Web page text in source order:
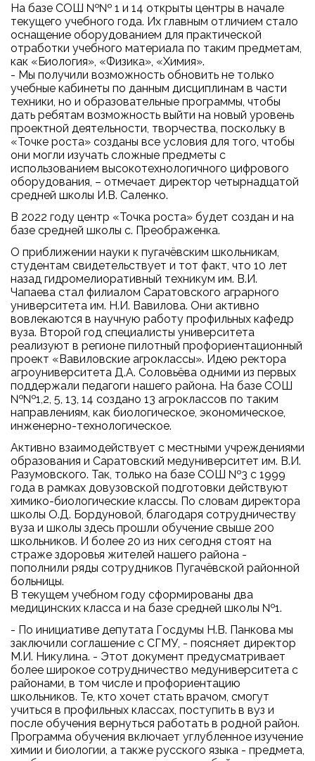
На базе СОШ №№ 1 и 14 открыты центры в начале
текущего учебного года. Их главным отличием стало
оснащение оборудованием для практической
отработки учебного материала по таким предметам,
как «Биология», «Физика», «Химия».
- Мы получили возможность обновить не только
учебные кабинеты по данным дисциплинам в части
техники, но и образовательные программы, чтобы
дать ребятам возможность выйти на новый уровень
проектной деятельности, творчества, поскольку в
«Точке роста» созданы все условия для того, чтобы
они могли изучать сложные предметы с
использованием высокотехнологичного цифрового
оборудования, – отмечает директор четырнадцатой
средней школы И.В. Саленко.
В 2022 году центр «Точка роста» будет создан и на
базе средней школы с. Преображенка.
О приближении науки к пугачёвским школьникам,
студентам свидетельствует и тот факт, что 10 лет
назад гидромелиоративный техникум им. В.И.
Чапаева стал филиалом Саратовского аграрного
университета им. Н.И. Вавилова. Они активно
вовлекаются в научную работу профильных кафедр
вуза. Второй год специалисты университета
реализуют в регионе пилотный профориентационный
проект «Вавиловские агроклассы». Идею ректора
агроуниверситета Д.А. Соловьёва одними из первых
поддержали педагоги нашего района. На базе СОШ
№№1,2, 5, 13, 14 создано 13 агроклассов по таким
направлениям, как биологическое, экономическое,
инженерно-технологическое.
Активно взаимодействует с местными учреждениями
образования и Саратовский медуниверситет им. В.И.
Разумовского. Так, только на базе СОШ №3 с 1999
года в рамках довузовской подготовки действуют
химико-биологические классы. По словам директора
школы О.Д. Бордуновой, благодаря сотрудничеству
вуза и школы здесь прошли обучение свыше 200
школьников. И более 20 из них сегодня стоят на
страже здоровья жителей нашего района -
пополнили ряды сотрудников Пугачёвской районной
больницы.
В текущем учебном году сформированы два
медицинских класса и на базе средней школы №1.
- По инициативе депутата Госдумы Н.В. Панкова мы
заключили соглашение с СГМУ, - поясняет директор
М.И. Никулина. - Этот документ предусматривает
более широкое сотрудничество медуниверситета с
районами, в том числе и профориентацию
школьников. Те, кто хочет стать врачом, смогут
учиться в профильных классах, поступить в вуз и
после обучения вернуться работать в родной район.
Программа обучения включает углубленное изучение
химии и биологии, а также русского языка - предмета,